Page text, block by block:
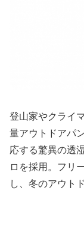
登山家やクライ
量アウトドアパ
応する驚異の透
ロを採用。フリ
し、冬のアウト